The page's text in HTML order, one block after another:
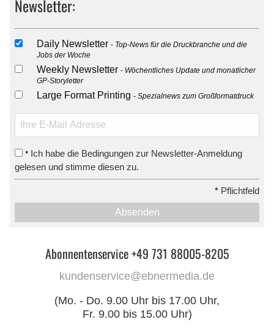
Newsletter:
Daily Newsletter
Top-News für die Druckbranche und die
Jobs der Woche
Weekly Newsletter
Wöchentliches Update und monatlicher
GP-Storyletter
Large Format Printing Spezialnews zum Großformatdruck
* Ich habe die Bedingungen zur Newsletter-Anmeldung
gelesen und stimme diesen zu.
* Pflichtfeld
Absenden
Abonnentenservice +49 731 88005-8205
kundenservice@ebnermedia.de
(Mo. - Do. 9.00 Uhr bis 17.00 Uhr,
Fr. 9.00 bis 15.00 Uhr)